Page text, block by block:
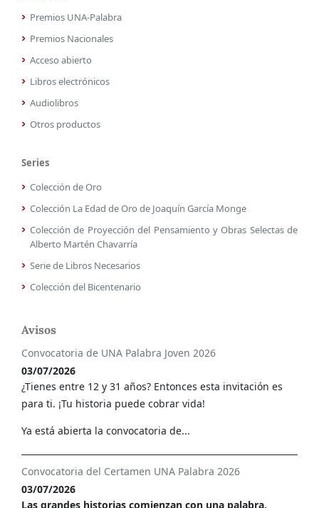
Premios UNA-Palabra
Premios Nacionales
Acceso abierto
Libros electrónicos
Audiolibros
Otros productos
Series
Colección de Oro
Colección La Edad de Oro de Joaquín García Monge
Colección de Proyección del Pensamiento y Obras Selectas de
Alberto Martén Chavarría
Serie de Libros Necesarios
Colección del Bicentenario
Avisos
Convocatoria de UNA Palabra Joven 2026
03/07/2026
¿Tienes entre 12 y 31 años? Entonces esta invitación es
para ti. ¡Tu historia puede cobrar vida!
Ya está abierta la convocatoria de...
Convocatoria del Certamen UNA Palabra 2026
03/07/2026
Las grandes historias comienzan con una palabra.